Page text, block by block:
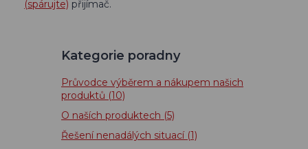
(spárujte) přijímač.
Kategorie poradny
Průvodce výběrem a nákupem našich
produktů (10)
O naších produktech (5)
Řešení nenadálých situací (1)